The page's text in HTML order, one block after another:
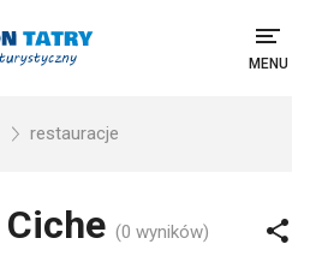
MENU
restauracje
Ciche (0 wyników)